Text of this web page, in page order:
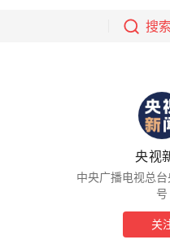
搜索
央视
中央广播电视总
号
关